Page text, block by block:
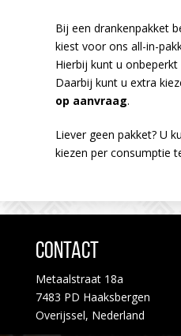
Bij een drankenpakket
kiest voor ons all-in-
Hierbij kunt u
Daarbij kunt u extra
op aanvraag.
Liever geen pakket? U
kiezen per consumptie
Contact
Metaalstraat 18a
7483 PD Haaksbergen
Overijssel, Nederland